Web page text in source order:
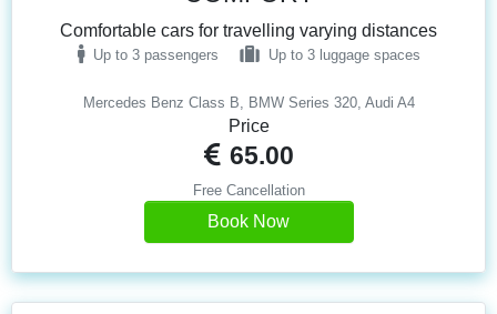
Mercedes Benz Class B, BMW Series 320, Audi A4
Comfortable cars for travelling varying distances
Up to 3 passengers Up to 3 luggage spaces
Price
65.00
Free Cancellation
Book Now